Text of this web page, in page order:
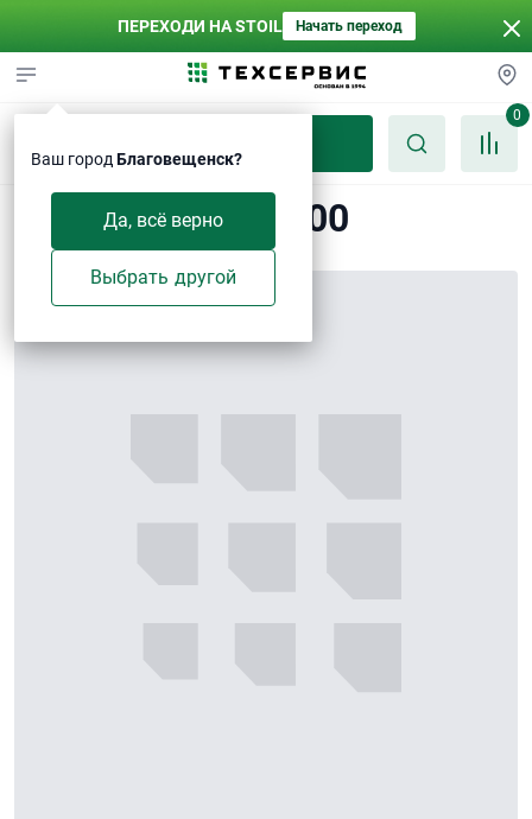
ПЕРЕХОДИ НА STOIL Начать переход
Ваш город Благовещенск?
Да, всё верно
Выбрать другой
0
Трубка φ14×2×300